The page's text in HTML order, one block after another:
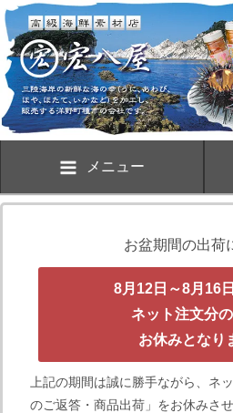
メニュー
お盆期間の出荷
8月12日～8月16
ネット注文分
お休みとなり
上記の期間は誠に勝手ながら、ネ
のご返答・商品出荷」をお休みさ